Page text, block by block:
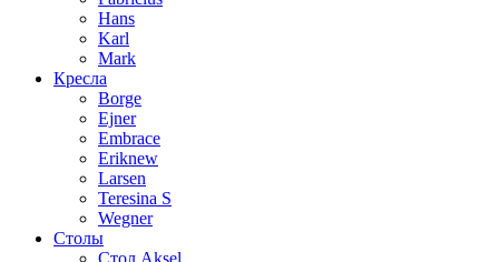
Hans
Karl
Mark
Кресла
Borge
Ejner
Embrace
Eriknew
Larsen
Teresina S
Wegner
Столы
Стол Aksel